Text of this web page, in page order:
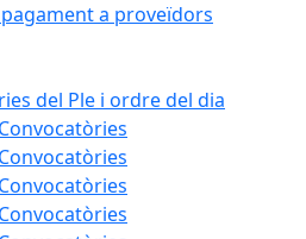
a proveïdors
del Ple i ordre del dia